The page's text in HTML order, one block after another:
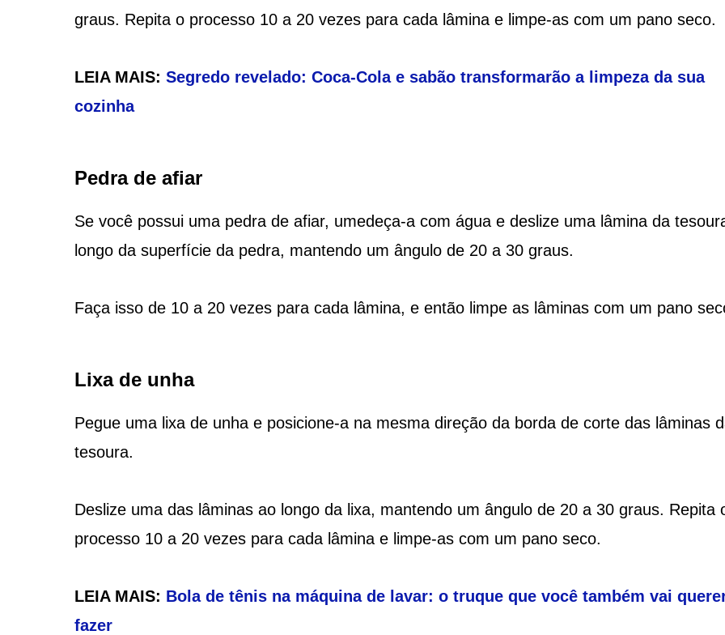
graus. Repita o processo 10 a 20 vezes para cada lâmina e limpe-as com um pano seco.
LEIA MAIS: Segredo revelado: Coca-Cola e sabão transformarão a limpeza da sua
cozinha
Pedra de afiar
Se você possui uma pedra de afiar, umedeça-a com água e deslize uma lâmina da
longo da superfície da pedra, mantendo um ângulo de 20 a 30 graus.
Faça isso de 10 a 20 vezes para cada lâmina, e então limpe as lâminas com um pano
Lixa de unha
Pegue uma lixa de unha e posicione-a na mesma direção da borda de corte das lâminas
tesoura.
Deslize uma das lâminas ao longo da lixa, mantendo um ângulo de 20 a 30 graus. Repita
processo 10 a 20 vezes para cada lâmina e limpe-as com um pano seco.
LEIA MAIS: Bola de tênis na máquina de lavar: o truque que você também vai
fazer